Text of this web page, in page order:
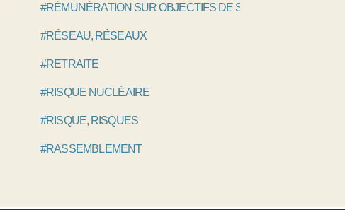
#RÉMUNÉRATION SUR OBJECTIFS DE SANTÉ PUBLIQUE,
#RÉSEAU, RÉSEAUX
#RETRAITE
#RISQUE NUCLÉAIRE
#RISQUE, RISQUES
#RASSEMBLEMENT